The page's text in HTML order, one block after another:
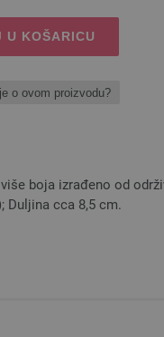
U KOŠARICU
o ovom proizvodu?
boja izrađeno od
Duljina cca 8,5 cm.